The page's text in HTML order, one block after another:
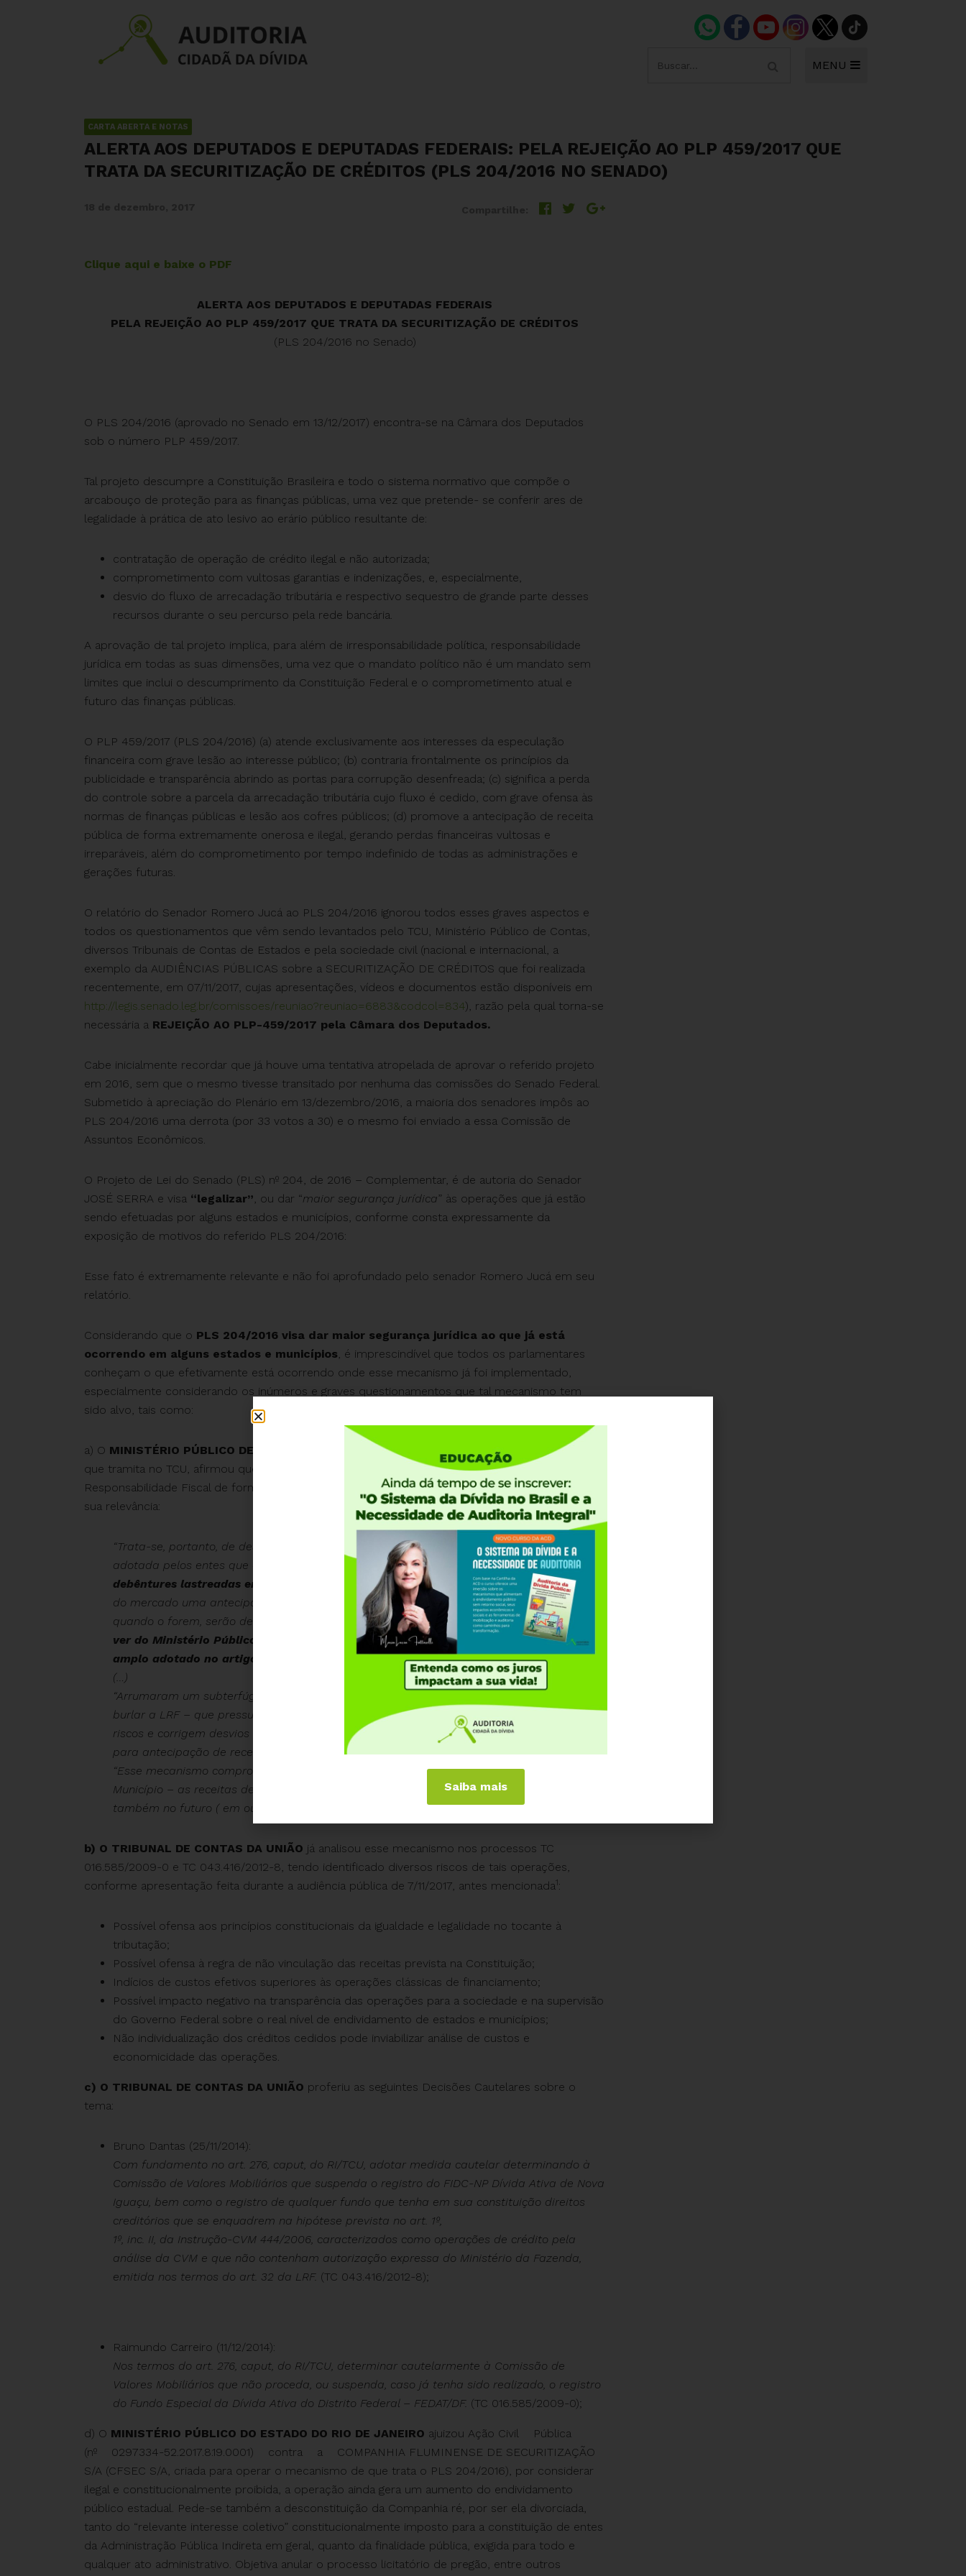
MENU
CARTA ABERTA E NOTAS
ALERTA AOS DEPUTADOS E DEPUTADAS FEDERAIS: PELA REJEIÇÃO AO PLP 459/2017 QUE
TRATA DA SECURITIZAÇÃO DE CRÉDITOS (PLS 204/2016 NO SENADO)
Clique aqui e baixe o PDF
ALERTA AOS DEPUTADOS E DEPUTADAS FEDERAIS
PELA REJEIÇÃO AO PLP 459/2017 QUE TRATA DA SECURITIZAÇÃO DE CRÉDITOS
(PLS 204/2016 no Senado)
O PLS 204/2016 (aprovado no Senado em 13/12/2017) encontra-se na Câmara dos Deputados
sob o número PLP 459/2017.
Tal projeto descumpre a Constituição Brasileira e todo o sistema normativo que compõe o
arcabouço de proteção para as finanças públicas, uma vez que pretende- se conferir ares de
legalidade à prática de ato lesivo ao erário público resultante de:
contratação de operação de crédito ilegal e não autorizada;
comprometimento com vultosas garantias e indenizações, e, especialmente,
desvio do fluxo de arrecadação tributária e respectivo sequestro de grande parte desses
recursos durante o seu percurso pela rede bancária.
A aprovação de tal projeto implica, para além de irresponsabilidade política, responsabilidade
jurídica em todas as suas dimensões, uma vez que o mandato político não é um mandato sem
limites que inclui o descumprimento da Constituição Federal e o comprometimento atual e
futuro das finanças públicas.
O PLP 459/2017 (PLS 204/2016) (a) atende exclusivamente aos interesses da especulação
financeira com grave lesão ao interesse público; (b) contraria frontalmente os princípios da
publicidade e transparência abrindo as portas para corrupção desenfreada; (c) significa a perda
do controle sobre a parcela da arrecadação tributária cujo fluxo é cedido, com grave ofensa às
normas de finanças públicas e lesão aos cofres públicos; (d) promove a antecipação de receita
pública de forma extremamente onerosa e ilegal, gerando perdas financeiras vultosas e
irreparáveis, além do comprometimento por tempo indefinido de todas as administrações e
gerações futuras.
O relatório do Senador Romero Jucá ao PLS 204/2016 ignorou todos esses graves aspectos e
todos os questionamentos que vêm sendo levantados pelo TCU, Ministério Público de Contas,
diversos Tribunais de Contas de Estados e pela sociedade civil (nacional e internacional, a
exemplo da AUDIÊNCIAS PÚBLICAS sobre a SECURITIZAÇÃO DE CRÉDITOS que foi realizada
recentemente, em 07/11/2017, cujas apresentações, vídeos e documentos estão disponíveis em
http://legis.senado.leg.br/comissoes/reuniao?reuniao=6883&codcol=834), razão pela qual torna-se
necessária a REJEIÇÃO AO PLP-459/2017 pela Câmara dos Deputados.
Cabe inicialmente recordar que já houve uma tentativa atropelada de aprovar o referido projeto
em 2016, sem que o mesmo tivesse transitado por nenhuma das comissões do Senado Federal.
Submetido à apreciação do Plenário em 13/dezembro/2016, a maioria dos senadores impôs ao
PLS 204/2016 uma derrota (por 33 votos a 30) e o mesmo foi enviado a essa Comissão de
Assuntos Econômicos.
O Projeto de Lei do Senado (PLS) nº 204, de 2016 – Complementar, é de autoria do Senador
JOSÉ SERRA e visa “legalizar”, ou dar “maior segurança jurídica” às operações que já estão
sendo efetuadas por alguns estados e municípios, conforme consta expressamente da
exposição de motivos do referido PLS 204/2016:
Esse fato é extremamente relevante e não foi aprofundado pelo senador Romero Jucá em seu
relatório.
Considerando que o PLS 204/2016 visa dar maior segurança jurídica ao que já está
ocorrendo em alguns estados e municípios, é imprescindível que todos os parlamentares
conheçam o que efetivamente está ocorrendo onde esse mecanismo já foi implementado,
especialmente considerando os inúmeros e graves questionamentos que tal mecanismo tem
sido alvo, tais como:
a) O MINISTÉRIO PÚBLICO DE CONTAS , em sua manifestação no processo TC 585/2009-0,
que tramita no TCU, afirmou que o referido mecanismo é ILEGAL e fere a Lei de
Responsabilidade Fiscal de forma nítida e clara, conforme trechos transcritos a seguir, devido à
sua relevância:
“Trata-se, portanto, de desenho que apresenta em sua essência a mesma estrutura
adotada pelos entes que optaram por criar uma
empresa pública emissora de
debêntures lastreadas em créditos tributários, por meio da qual o ente federado obtém
do mercado uma antecipação de receitas que serão auferidas somente no futuro e que,
quando o forem, serão destinadas ao pagamento dos credores,
numa nítida e clara, ao
ver do Ministério Público de Contas, operação de crédito, conforme o conceito
amplo adotado no artigo 29, III, da LRF.”
(…)
“Arrumaram um subterfúgio ilegal com aparência legal para antecipação de receita e
burlar a LRF – que pressupõe a ação planejada e transparente, em que se previnem
riscos e corrigem desvios capazes de afetar o equilíbrio das contas públicas, e regras
para antecipação de receitas.”(
“Esse mecanismo compromete as gestões futuras e prejudica a sustentabilidade fiscal do
Município – as receitas de parceladas em Dívida Ativa ou espontaneamente entrariam
também no futuro ( em outras gestões).”
b) O TRIBUNAL DE CONTAS DA UNIÃO já analisou esse mecanismo nos processos TC
016.585/2009-0 e TC 043.416/2012-8, tendo identificado diversos riscos de tais operações,
conforme apresentação feita durante a audiência pública de 7/11/2017, antes mencionada1:
Possível ofensa aos princípios constitucionais da igualdade e legalidade no tocante à
tributação;
Possível ofensa à regra de não vinculação das receitas prevista na Constituição;
Indícios de custos efetivos superiores às operações clássicas de financiamento;
Possível impacto negativo na transparência das operações para a sociedade e na supervisão
do Governo Federal sobre o real nível de endividamento de estados e municípios;
Não individualização dos créditos cedidos pode inviabilizar análise de custos e
economicidade das operações.
c) O TRIBUNAL DE CONTAS DA UNIÃO proferiu as seguintes Decisões Cautelares sobre o
tema:
Bruno Dantas (25/11/2014):
Com fundamento no art. 276, caput, do RI/TCU, adotar medida cautelar determinando à
Comissão de Valores Mobiliários que suspenda o registro do FIDC-NP Dívida Ativa de Nova
Iguaçu, bem como o registro de qualquer fundo que tenha em sua constituição direitos
creditórios que se enquadrem na hipótese prevista no art. 1º,
1º, inc. II, da Instrução-CVM 444/2006, caracterizados como operações de crédito pela
análise da CVM e que não contenham autorização expressa do Ministério da Fazenda,
emitida nos termos do art. 32 da LRF. (TC 043.416/2012-8);
Raimundo Carreiro (11/12/2014):
Nos termos do art. 276, caput, do RI/TCU, determinar cautelarmente à Comissão de
Valores Mobiliários que não proceda, ou suspenda, caso já tenha sido realizado, o registro
do Fundo Especial da Dívida Ativa do Distrito Federal – FEDAT/DF. (TC 016.585/2009-0);
d) O MINISTÉRIO PÚBLICO DO ESTADO DO RIO DE JANEIRO ajuizou Ação Civil Pública
(nº 0297334-52.2017.8.19.0001) contra a COMPANHIA FLUMINENSE DE SECURITIZAÇÃO
S/A (CFSEC S/A, criada para operar o mecanismo de que trata o PLS 204/2016), por considerar
ilegal e constitucionalmente proibida, a operação ainda gera um aumento do endividamento
público estadual. Pede-se também a desconstituição da Companhia ré, por ser ela divorciada,
tanto do “relevante interesse coletivo” constitucionalmente imposto para a constituição de entes
da Administração Pública Indireta em geral, quanto da finalidade pública, exigida para todo e
qualquer ato administrativo. Objetiva anular o processo licitatório de pregão, entre outros
Saiba mais